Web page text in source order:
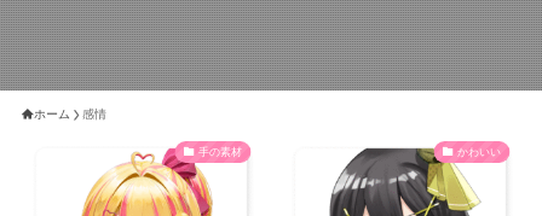
ホーム 感情
手の素材 かわいい